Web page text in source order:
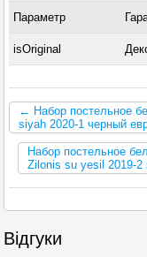
Параметр
isOriginal
← Набор постельное
siyah 2020-1 черный
Набор постельное
Zilonis su yesil 2019-
Відгуки